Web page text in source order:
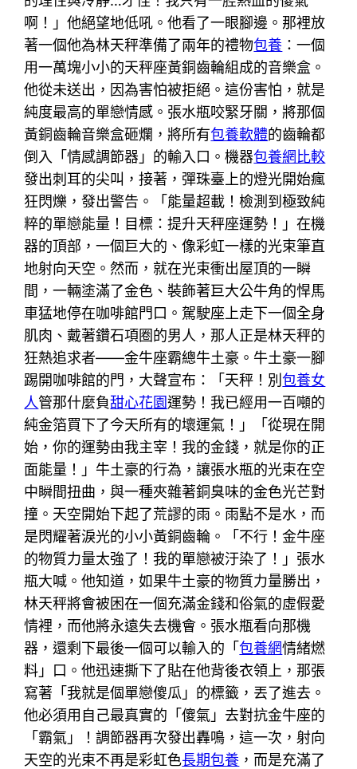
啊！」他絕望地低吼。他看了一眼腳邊。那裡放
著一個他為林天秤準備了兩年的禮物包養 ：一個
用一萬塊小小的天秤座黃銅齒輪組成的音樂盒。
他從未送出，因為害怕被拒絕。這份害怕，就是
純度最高的單戀情感。張水瓶咬緊牙關，將那個
黃銅齒輪音樂盒砸爛，將所有包養軟體的齒輪都
倒入「情感調節器」的輸入口。機器包養網比較
發出刺耳的尖叫，接著，彈珠臺上的燈光開始瘋
狂閃爍，發出警告。「能量超載！檢測到極致純
粹的單戀能量！目標：提升天秤座運勢！」在機
器的頂部，一個巨大的、像彩虹一樣的光束筆直
地射向天空。然而，就在光束衝出屋頂的一瞬
間，一輛塗滿了金色、裝飾著巨大公牛角的悍馬
車猛地停在咖啡館門口。駕駛座上走下一個全身
肌肉、戴著鑽石項圈的男人，那人正是林天秤的
狂熱追求者——金牛座霸總牛土豪。牛土豪一腳
踢開咖啡館的門，大聲宣布：「天秤！別包養女
人管那什麼負甜心花園運勢！我已經用一百噸的
純金箔買下了今天所有的壞運氣！」「從現在開
始，你的運勢由我主宰！我的金錢，就是你的正
面能量！」牛土豪的行為，讓張水瓶的光束在空
中瞬間扭曲，與一種夾雜著銅臭味的金色光芒對
撞。天空開始下起了荒謬的雨。雨點不是水，而
是閃耀著淚光的小小黃銅齒輪。「不行！金牛座
的物質力量太強了！我的單戀被汙染了！」張水
瓶大喊。他知道，如果牛土豪的物質力量勝出，
林天秤將會被困在一個充滿金錢和俗氣的虛假愛
情裡，而他將永遠失去機會。張水瓶看向那機
器，還剩下最後一個可以輸入的「包養網情緒燃
料」口。他迅速撕下了貼在他背後衣領上，那張
寫著「我就是個單戀傻瓜」的標籤，丟了進去。
他必須用自己最真實的「傻氣」去對抗金牛座的
「霸氣」！調節器再次發出轟鳴，這一次，射向
天空的光束不再是彩虹色長期包養 ，而是充滿了